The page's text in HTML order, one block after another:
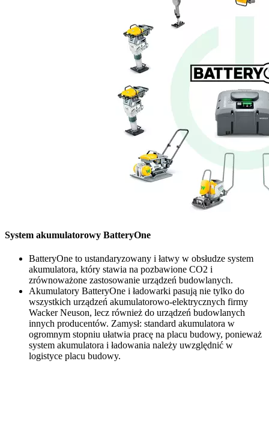
System akumulatorowy BatteryOne
BatteryOne to ustandaryzowany i łatwy w obsłudze system
akumulatora, który stawia na pozbawione CO2 i
zrównoważone zastosowanie urządzeń budowlanych.
Akumulatory BatteryOne i ładowarki pasują nie tylko do
wszystkich urządzeń akumulatorowo-elektrycznych firmy
Wacker Neuson, lecz również do urządzeń budowlanych
innych producentów. Zamysł: standard akumulatora w
ogromnym stopniu ułatwia pracę na placu budowy, ponieważ
system akumulatora i ładowania należy uwzględnić w
logistyce placu budowy.